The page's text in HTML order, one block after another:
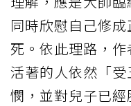
同時欣慰自己修
死。依此理路，
活著的人依然「
憫，並對兒子已